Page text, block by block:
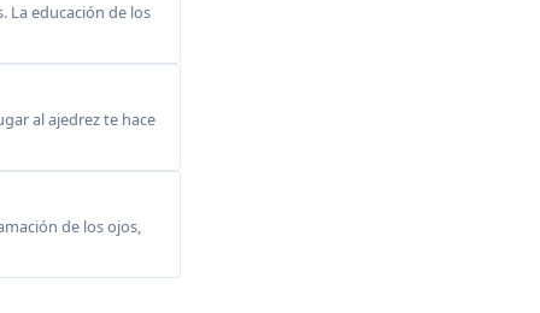
La educación de los
al ajedrez te hace
de los ojos,